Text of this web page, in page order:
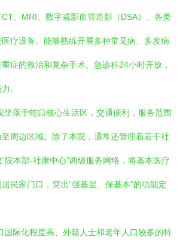
、MRI、数字减影血管造影（DSA）、各类
疗设备。能够熟练开展多种常见病、多发病
症的救治和复杂手术。急诊科24小时开放，
。
坐落于蛇口核心生活区，交通便利，服务范围
周边区域。除了本院，通常还管理着若干社
院本部-社康中心”两级服务网络，将基本医疗
民家门口，突出“强基层、保基本”的功能定
国际化程度高、外籍人士和老年人口较多的特